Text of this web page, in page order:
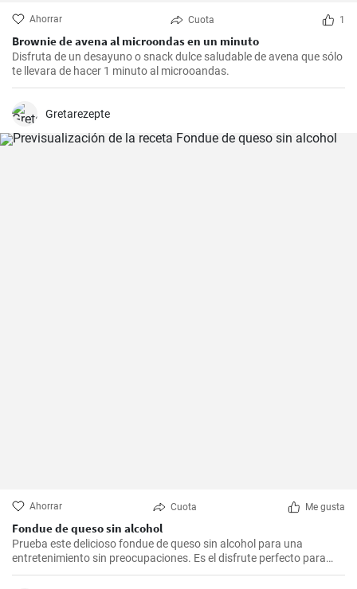
Ahorrar Cuota 1
Brownie de avena al microondas en un minuto
Disfruta de un desayuno o snack dulce saludable de avena que sólo
te llevara de hacer 1 minuto al microoandas.
Gretarezepte
Ahorrar Cuota Me gusta
Fondue de queso sin alcohol
Prueba este delicioso fondue de queso sin alcohol para una
entretenimiento sin preocupaciones. Es el disfrute perfecto para
una noche acogedora con amigos y familiares. Sírvelo con tus